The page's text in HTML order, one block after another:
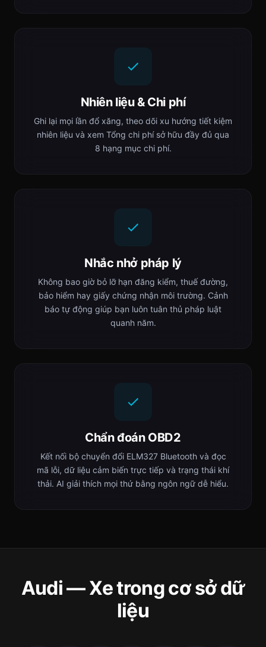
Nhiên liệu & Chi phí
Ghi lại mọi lần đổ xăng, theo dõi xu hướng tiết kiệm
nhiên liệu và xem Tổng chi phí sở hữu đầy đủ qua
8 hạng mục chi phí.
Nhắc nhở pháp lý
Không bao giờ bỏ lỡ hạn đăng kiểm, thuế đường,
bảo hiểm hay giấy chứng nhận môi trường. Cảnh
báo tự động giúp bạn luôn tuân thủ pháp luật
quanh năm.
Chẩn đoán OBD2
Kết nối bộ chuyển đổi ELM327 Bluetooth và đọc
mã lỗi, dữ liệu cảm biến trực tiếp và trạng thái khí
thải. AI giải thích mọi thứ bằng ngôn ngữ dễ hiểu.
Audi — Xe trong cơ sở dữ
liệu